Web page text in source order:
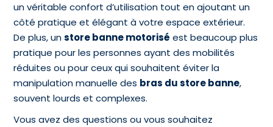
un véritable confort d’utilisation tout en ajoutant un
côté pratique et élégant à votre espace extérieur.
De plus, unstore banne motorisé est beaucoup plus
pratique pour les personnes ayant des mobilités
réduites ou pour ceux qui souhaitent éviter la
manipulation manuelle des bras du store banne,
souvent lourds et complexes.
Vous avez des questions ou vous souhaitez